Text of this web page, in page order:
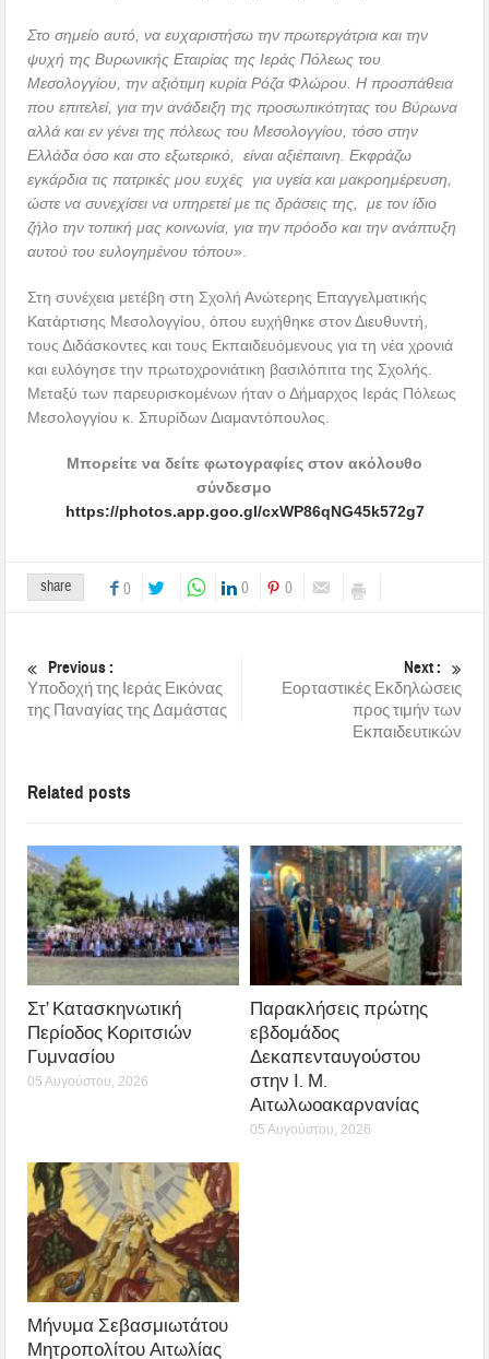
Στο σημείο αυτό, να ευχαριστήσω την πρωτεργάτρια και την
ψυχή της Βυρωνικής Εταιρίας της Ιεράς Πόλεως του
Μεσολογγίου, την αξιότιμη κυρία Ρόζα Φλώρου. Η προσπάθεια
που επιτελεί, για την ανάδειξη της προσωπικότητας του Βύρωνα
αλλά και εν γένει της πόλεως του Μεσολογγίου, τόσο στην
Ελλάδα όσο και στο εξωτερικό, είναι αξιέπαινη. Εκφράζω
εγκάρδια τις πατρικές μου ευχές για υγεία και μακροημέρευση,
ώστε να συνεχίσει να υπηρετεί με τις δράσεις της, με τον ίδιο
ζήλο την τοπική μας κοινωνία, για την πρόοδο και την ανάπτυξη
αυτού του ευλογημένου τόπου»
Στη συνέχεια μετέβη στη Σχολή Ανώτερης Επαγγελματικής
Κατάρτισης Μεσολογγίου, όπου ευχήθηκε στον Διευθυντή,
τους Διδάσκοντες και τους Εκπαιδευόμενους για τη νέα χρονιά
και ευλόγησε την πρωτοχρονιάτικη βασιλόπιτα της Σχολής.
Μεταξύ των παρευρισκομένων ήταν ο Δήμαρχος Ιεράς Πόλεως
Μεσολογγίου κ. Σπυρίδων Διαμαντόπουλος.
Μπορείτε να δείτε φωτογραφίες στον ακόλουθο
σύνδεσμο
https://photos.app.goo.gl/cxWP86qNG45k572g7
share 0 0 0
Previous :
Υποδοχή της Ιεράς Εικόνας
της Παναγίας της Δαμάστας
Next :
Εορταστικές Εκδηλώσεις
προς τιμήν των
Εκπαιδευτικών
Related posts
Στ’ Κατασκηνωτική
Περίοδος Κοριτσιών
Γυμνασίου
05 Αυγούστου, 2026
Παρακλήσεις πρώτης
εβδομάδος
Δεκαπενταυγούστου
στην Ι. Μ.
Αιτωλωοακαρνανίας
05 Αυγούστου, 2026
Μήνυμα Σεβασμιωτάτου
Μητροπολίτου Αιτωλίας